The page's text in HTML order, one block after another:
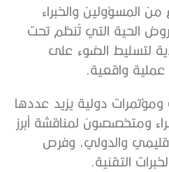
المسؤولين والخبراء
الحية التي تُنظم تحت
لتسليط الضوء على
عملية واقعية.
دولية يزيد عددها
خبراء ومتخصصون لمناقشة أبرز
والدولي، وفرص
التقنية.